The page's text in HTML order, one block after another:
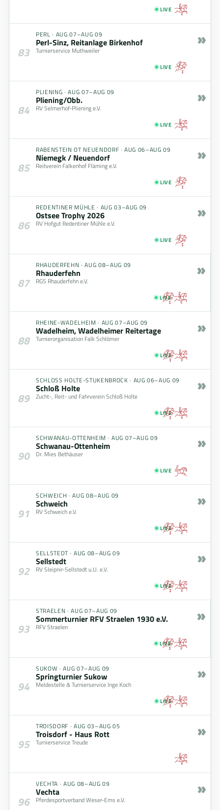
LIVE
83
PERL · AUG 07–AUG 09
Perl-Sinz, Reitanlage Birkenhof
Turnierservice Muthweiler
LIVE
»
84
PLIENING ·AUG 07–AUG 09
Pliening/Obb.
RV Selmerhof-Pliening e.V.
LIVE
»
85
RABENSTEIN OT NEUENDORF ·AUG 06–AUG 09
Niemegk / Neuendorf
Reitverein Falkenhof Fläming e.V.
LIVE
»
86
REDENTINER MÜHLE · AUG 03–AUG 09
Ostsee Trophy 2026
RV Hofgut Redentiner Mühle e.V.
LIVE
»
87
RHAUDERFEHN ·AUG 08–AUG 09
Rhauderfehn
RGS Rhauderfehn e.V.
LIVE
»
88
RHEINE-WADELHEIM · AUG 07–AUG 09
Wadelheim, Wadelheimer Reitertage
Turnierorganisation Falk Schlömer
LIVE
»
89
SCHLOSS HOLTE-STUKENBROCK · AUG 06–AUG 09
Schloß Holte
Zucht-, Reit- und Fahrverein Schloß Holte
LIVE
»
90
SCHWANAU-OTTENHEIM · AUG 07–AUG 09
Schwanau-Ottenheim
Dr. Mies Bethäuser
LIVE
»
91
SCHWEICH ·AUG 08–AUG 09
Schweich
RV Schweich e.V.
LIVE
»
92
SELLSTEDT · AUG 08–AUG 09
Sellstedt
RV Sleipnir-Sellstedt u.U. e.V.
LIVE
»
93
STRAELEN ·AUG 07–AUG 09
Sommerturnier RFV Straelen 1930 e.V.
RFV Straelen
LIVE
»
94
SUKOW ·AUG 07–AUG 09
Springturnier Sukow
Meldestelle & Turnierservice Inge Koch
LIVE
»
95
TROISDORF · AUG 03–AUG 05
Troisdorf - Haus Rott
Turnierservice Treude
»
96
VECHTA · AUG 08–AUG 09
Vechta
Pferdesportverband Weser-Ems e.V.
»